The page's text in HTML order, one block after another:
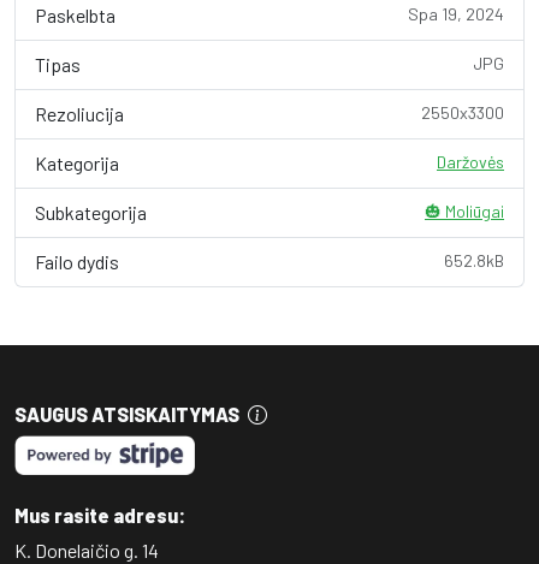
Paskelbta Spa 19, 2024
Tipas JPG
Rezoliucija 2550x3300
Kategorija Daržovės
Subkategorija 🎃 Moliūgai
Failo dydis 652.8kB
SAUGUS ATSISKAITYMAS
Mus rasite adresu:
K. Donelaičio g. 14